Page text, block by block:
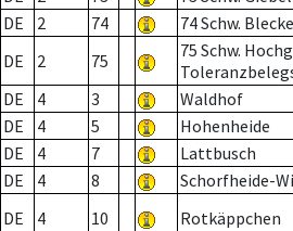
DE
2 74 74 Schw.
DE
2 75
75 Schw.
DE
4 3 Waldhof
DE
4 5 Hohenheide
DE
4 7 Lattbusch
DE
4 8 Schorfheide-
DE
4 10 Rotkäppchen